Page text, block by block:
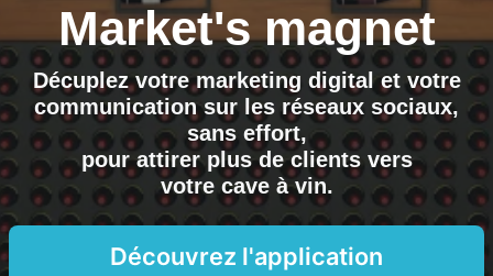
Market's magnet
Décuplez votre marketing digital et votre
communication sur les réseaux sociaux,
sans effort,
pour attirer plus de clients vers
votre cave à vin.
Découvrez l'application